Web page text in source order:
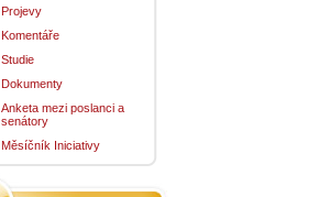
Projevy
Komentáře
Studie
Dokumenty
Anketa mezi poslanci a
senátory
Měsíčník Iniciativy